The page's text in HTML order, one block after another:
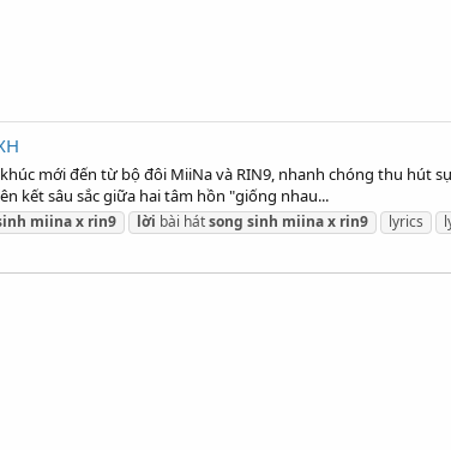
mới đến từ bộ đôi MiiNa và RIN9, nhanh chóng thu hút
kết sâu sắc giữa hai tâm hồn "giống nhau...
miinax rin9 lời bài hátsong sinh miinax rin9 lyrics